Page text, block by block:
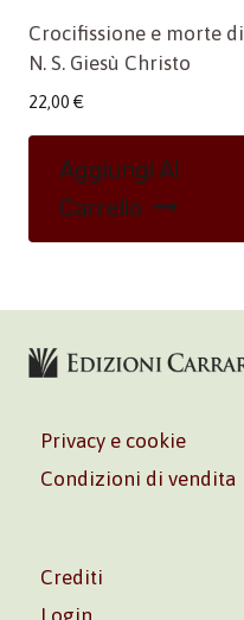
Crocifissione e morte di
N. S. Giesù Christo
22,00 €
Aggiungi Al
Carrello
Privacy e cookie
Condizioni di vendita
Crediti
Login